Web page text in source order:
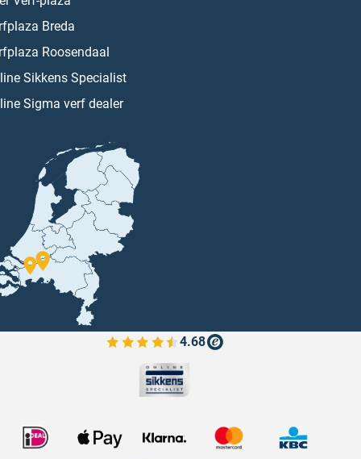
Breda
Roosendaal
Sikkens Specialist
Sigma verf dealer
4.68
Bekijk de verfplaza beoordelingen